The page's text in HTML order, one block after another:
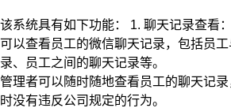
该系统具有如下功能： 1. 聊天记录查看
可以查看员工的微信聊天记录，包括员
录、员工之间的聊天记录等。
管理者可以随时随地查看员工的聊天记
时没有违反公司规定的行为。